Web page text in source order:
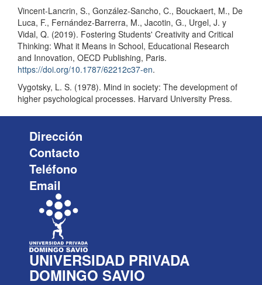
Vincent-Lancrin, S., González-Sancho, C., Bouckaert, M., De
Luca, F., Fernández-Barrerra, M., Jacotin, G., Urgel, J. y
Vidal, Q. (2019). Fostering Students' Creativity and Critical
Thinking: What it Means in School, Educational Research
and Innovation, OECD Publishing, Paris.
https://doi.org/10.1787/62212c37-en.
Vygotsky, L. S. (1978). Mind in society: The development of
higher psychological processes. Harvard University Press.
Dirección
Contacto
Teléfono
Email
UNIVERSIDAD PRIVADA
DOMINGO SAVIO